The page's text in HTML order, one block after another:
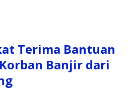
Terima Bantuan
Banjir dari